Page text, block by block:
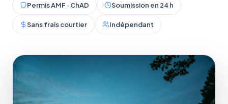
Permis AMF · ChAD Soumission en 24 h
Sans frais courtier Indépendant